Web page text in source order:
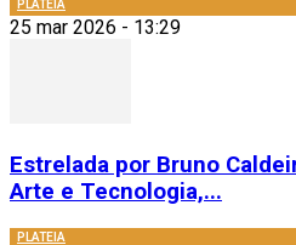
PLATEIA
25 mar 2026 - 13:29
Estrelada por Bruno
Arte e Tecnologia,...
PLATEIA